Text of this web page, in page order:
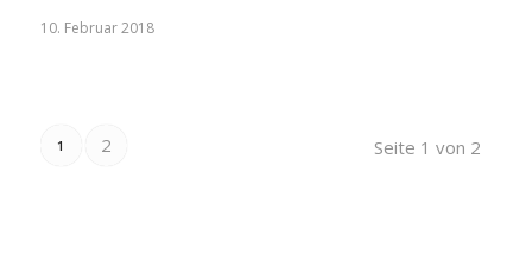
10. Februar 2018
Seite 1 von 2
1 2